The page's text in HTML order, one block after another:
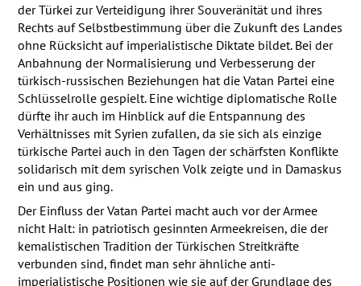
der Türkei zur Verteidigung ihrer Souveränität und ihres
Rechts auf Selbstbestimmung über die Zukunft des Landes
ohne Rücksicht auf imperialistische Diktate bildet. Bei der
Anbahnung der Normalisierung und Verbesserung der
türkisch-russischen Beziehungen hat die Vatan Partei eine
Schlüsselrolle gespielt. Eine wichtige diplomatische Rolle
dürfte ihr auch im Hinblick auf die Entspannung des
Verhältnisses mit Syrien zufallen, da sie sich als einzige
türkische Partei auch in den Tagen der schärfsten Konflikte
solidarisch mit dem syrischen Volk zeigte und in Damaskus
ein und aus ging.
Der Einfluss der Vatan Partei macht auch vor der Armee
nicht Halt: in patriotisch gesinnten Armeekreisen, die der
kemalistischen Tradition der Türkischen Streitkräfte
verbunden sind, findet man sehr ähnliche anti-
imperialistische Positionen wie sie auf der Grundlage des